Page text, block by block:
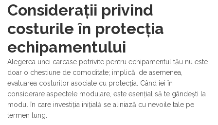
Considerații privind
costurile în protecția
echipamentului
Alegerea unei carcase potrivite pentru echipamentul tău nu este
doar o chestiune de comoditate; implică, de asemenea,
evaluarea costurilor asociate cu protecția. Când iei în
considerare aspectele modulare, este esențial să te gândești la
modul în care investiția inițială se aliniază cu nevoile tale pe
termen lung.